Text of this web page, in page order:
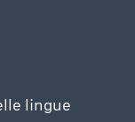
lingue